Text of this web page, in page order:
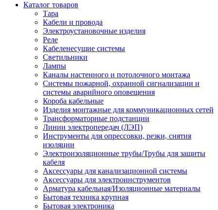
Каталог товаров
Тара
Кабели и провода
Электроустановочные изделия
Реле
Кабеленесущие системы
Светильники
Лампы
Каналы настенного и потолочного монтажа
Системы пожарной, охранной сигнализации и
системы аварийного оповещения
Короба кабельные
Изделия монтажные для коммуникационных сетей
Трансформаторные подстанции
Линии электропередач (ЛЭП)
Инструменты для опрессовки, резки, снятия
изоляции
Электроизоляционные трубы/Трубы для защиты
кабеля
Аксессуары для канализационной системы
Аксессуары для электроинструментов
Арматура кабельная/Изоляционные материалы
Бытовая техника крупная
Бытовая электроника